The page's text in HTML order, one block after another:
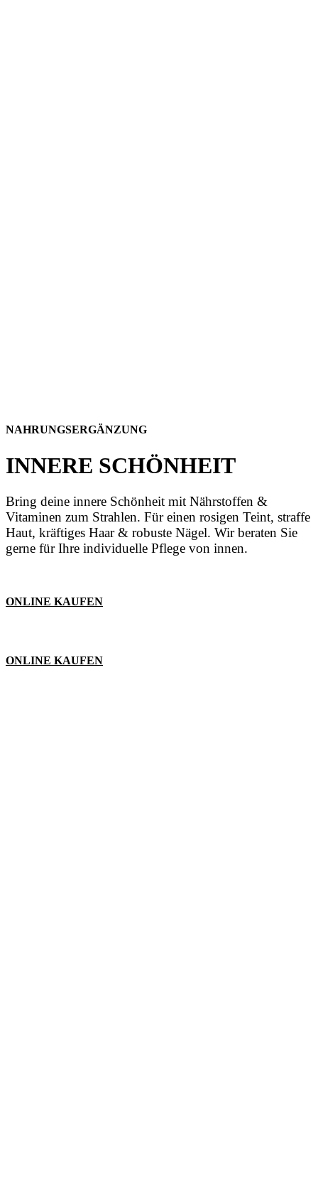
NAHRUNGSERGÄNZUNG
INNERE SCHÖNHEIT
Bring deine innere Schönheit mit Nährstoffen &
Vitaminen zum Strahlen. Für einen rosigen Teint, straffe
Haut, kräftiges Haar & robuste Nägel. Wir beraten Sie
gerne für Ihre individuelle Pflege von innen.
ONLINE KAUFEN
ONLINE KAUFEN